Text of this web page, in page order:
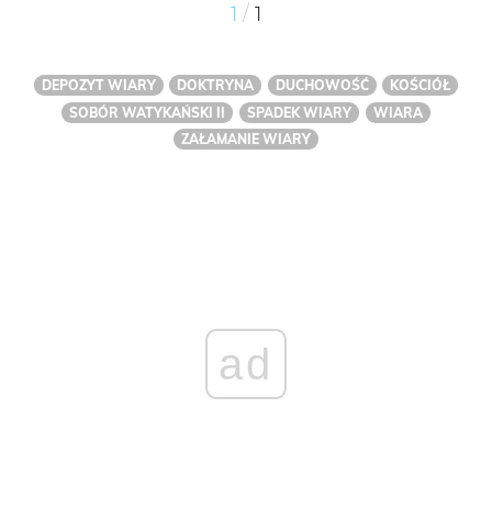
1 / 1
DEPOZYT WIARY DOKTRYNA DUCHOWOŚĆ
KOŚCIÓŁ
SOBÓR WATYKAŃSKI II
SPADEK WIARY
WIARA
ZAŁAMANIE WIARY
ad